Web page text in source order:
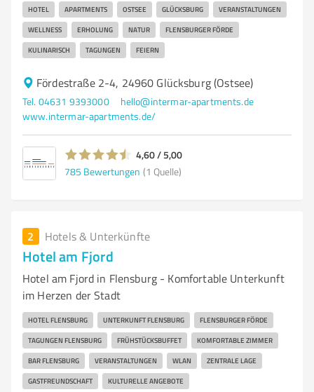
HOTEL APARTMENTS OSTSEE GLÜCKSBURG VERANSTALTUNGEN
WELLNESS ERHOLUNG NATUR FLENSBURGER FÖRDE
KULINARISCH TAGUNGEN FEIERN
Fördestraße 2-4, 24960 Glücksburg (Ostsee)
Tel. 04631 9393000
hello@intermar-apartments.de
www.intermar-apartments.de/
4,60 / 5,00
785 Bewertungen (1 Quelle)
2 Hotels & Unterkünfte
Hotel am Fjord
Hotel am Fjord in Flensburg - Komfortable Unterkunft
im Herzen der Stadt
HOTEL FLENSBURG UNTERKUNFT FLENSBURG FLENSBURGER FÖRDE
TAGUNGEN FLENSBURG FRÜHSTÜCKSBUFFET KOMFORTABLE ZIMMER
BAR FLENSBURG VERANSTALTUNGEN WLAN ZENTRALE LAGE
GASTFREUNDSCHAFT KULTURELLE ANGEBOTE